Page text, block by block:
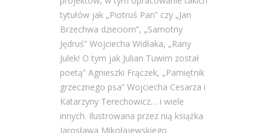
tytułów jak „Piotruś Pan” czy „Jan
Brzechwa dzieciom”, „Samotny
Jędruś” Wojciecha Widłaka, „Rany
Julek! O tym jak Julian Tuwim został
poetą” Agnieszki Frączek, „Pamiętnik
grzecznego psa” Wojciecha Cesarza i
Katarzyny Terechowicz… i wiele
innych. Ilustrowana przez nią książka
Jarosława Mikołajewskiego